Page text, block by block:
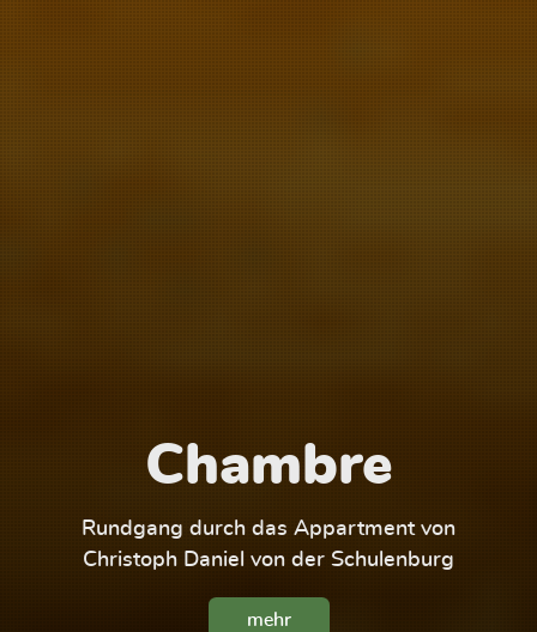
Chambre
Rundgang durch das Appartment von
Christoph Daniel von der Schulenburg
mehr